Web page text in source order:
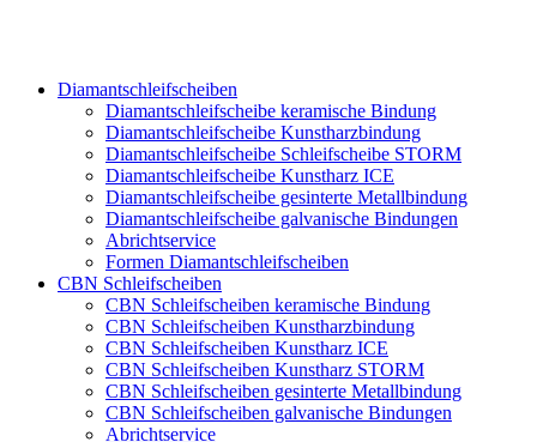
Diamantschleifscheiben
Diamantschleifscheibe keramische Bindung
Diamantschleifscheibe Kunstharzbindung
Diamantschleifscheibe Schleifscheibe STORM
Diamantschleifscheibe Kunstharz ICE
Diamantschleifscheibe gesinterte Metallbindung
Diamantschleifscheibe galvanische Bindungen
Abrichtservice
Formen Diamantschleifscheiben
CBN Schleifscheiben
CBN Schleifscheiben keramische Bindung
CBN Schleifscheiben Kunstharzbindung
CBN Schleifscheiben Kunstharz ICE
CBN Schleifscheiben Kunstharz STORM
CBN Schleifscheiben gesinterte Metallbindung
CBN Schleifscheiben galvanische Bindungen
Abrichtservice